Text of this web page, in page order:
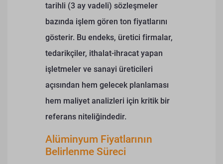
tarihli (3 ay vadeli) sözleşmeler
bazında işlem gören ton fiyatlarını
gösterir. Bu endeks, üretici firmalar,
tedarikçiler, ithalat-ihracat yapan
işletmeler ve sanayi üreticileri
açısından hem gelecek planlaması
hem maliyet analizleri için kritik bir
referans niteliğindedir.
Alüminyum Fiyatlarının
Belirlenme Süreci